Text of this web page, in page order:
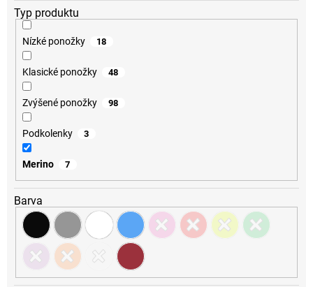
Typ produktu
Nízké ponožky 18
Klasické ponožky 48
Zvýšené ponožky 98
Podkolenky 3
Merino 7
Barva